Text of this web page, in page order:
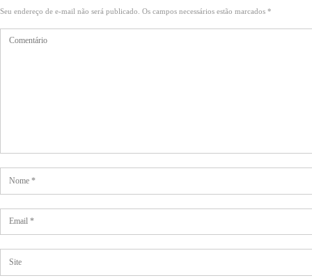
Seu endereço de e-mail não será publicado. Os campos necessários estão marcados *